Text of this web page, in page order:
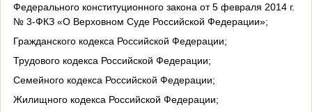
Федерального конституционного закона от 5 февраля 2014 г.
№ 3-ФКЗ «О Верховном Суде Российской Федерации»;
Гражданского кодекса Российской Федерации;
Трудового кодекса Российской Федерации;
Семейного кодекса Российской Федерации;
Жилищного кодекса Российской Федерации;